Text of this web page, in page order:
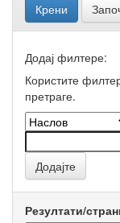
Додај филтере:
Користите
претраге.
Резултати/